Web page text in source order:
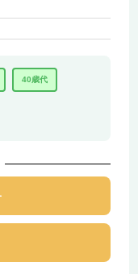
40歳代